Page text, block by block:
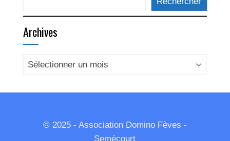
Archives
Archives
© 2025 - Association Domino Fèves -
Semécourt